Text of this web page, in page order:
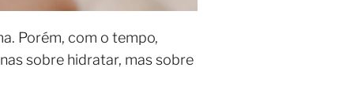
Porém, com o tempo,
sobre hidratar, mas sobre